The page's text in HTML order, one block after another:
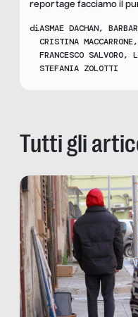
reportage facciamo il
diASMAE DACHAN,
CRISTINA MACCARRONE,
FRANCESCO SALVORO,
STEFANIA ZOLOTTI
Tutti gli